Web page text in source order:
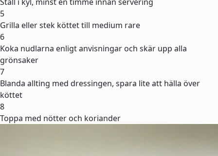
5
Grilla eller stek köttet till medium rare
6
Koka nudlarna enligt anvisningar och skär upp alla
grönsaker
7
Blanda allting med dressingen, spara lite att hälla över
köttet
8
Toppa med nötter och koriander